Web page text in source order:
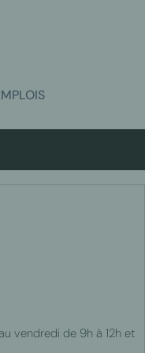
vendredi de 9h à 12h et